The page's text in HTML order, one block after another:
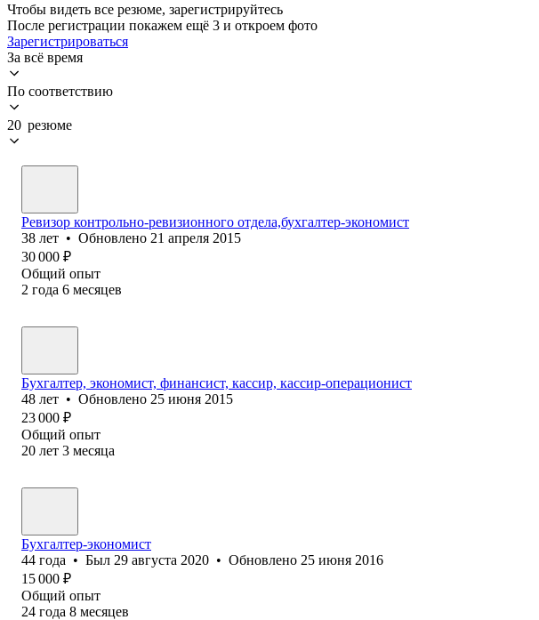
Чтобы видеть все резюме, зарегистрируйтесь
После регистрации покажем ещё 3 и откроем фото
Зарегистрироваться
За всё время
По соответствию
20 резюме
Ревизор контрольно-ревизионного отдела,бухгалтер-экономист
38 лет • Обновлено 21 апреля 2015
30 000 ₽
Общий опыт
2 года 6 месяцев
Бухгалтер, экономист, финансист, кассир, кассир-операционист
48 лет • Обновлено 25 июня 2015
23 000 ₽
Общий опыт
20 лет 3 месяца
Бухгалтер-экономист
44 года • Был 29 августа 2020 • Обновлено 25 июня 2016
15 000 ₽
Общий опыт
24 года 8 месяцев